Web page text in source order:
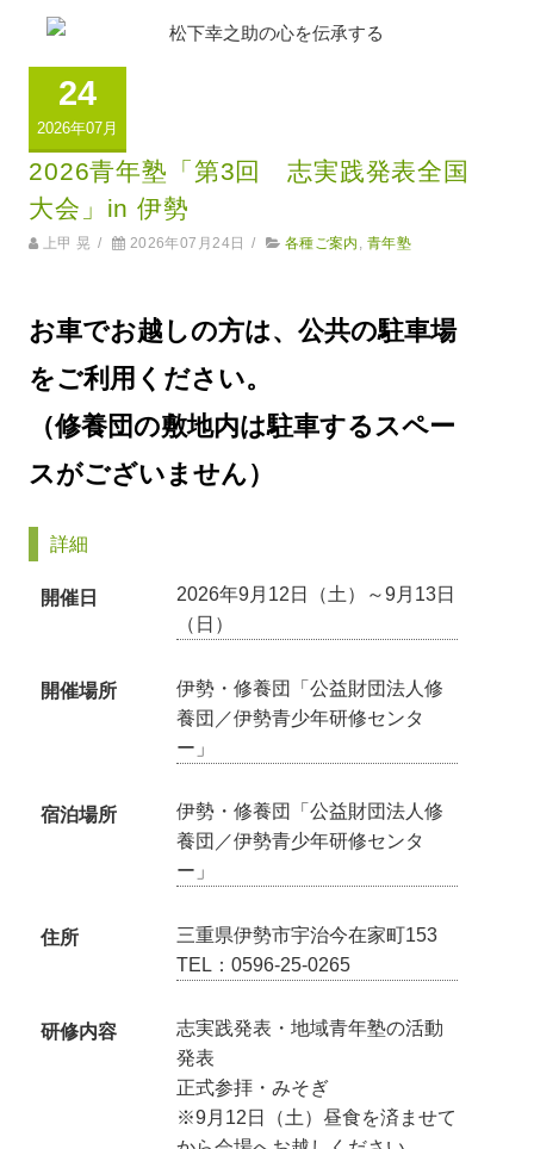
24
2026年07月
2026青年塾「第3回 志実践発表全国
大会」in 伊勢
上甲 晃 / 2026年07月24日 / 各種ご案内 青年塾
お車でお越しの方は、公共の駐車場
をご利用ください。
（修養団の敷地内は駐車するスペー
スがございません）
詳細
開催日
2026年9月12日（土）～9月13日
（日）
開催場所
伊勢・修養団「公益財団法人修
養団／伊勢青少年研修センタ
ー」
宿泊場所
伊勢・修養団「公益財団法人修
養団／伊勢青少年研修センタ
ー」
住所
三重県伊勢市宇治今在家町153
TEL：0596-25-0265
研修内容
志実践発表・地域青年塾の活動
発表
正式参拝・みそぎ
※9月12日（土）昼食を済ませて